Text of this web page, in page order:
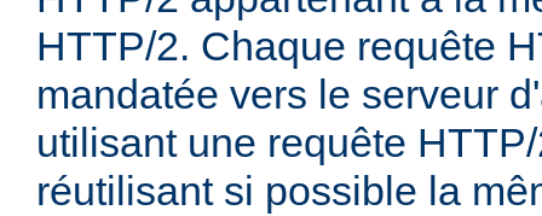
HTTP/2. Chaque requête
mandatée vers le serveur
utilisant une requête
réutilisant si possible la